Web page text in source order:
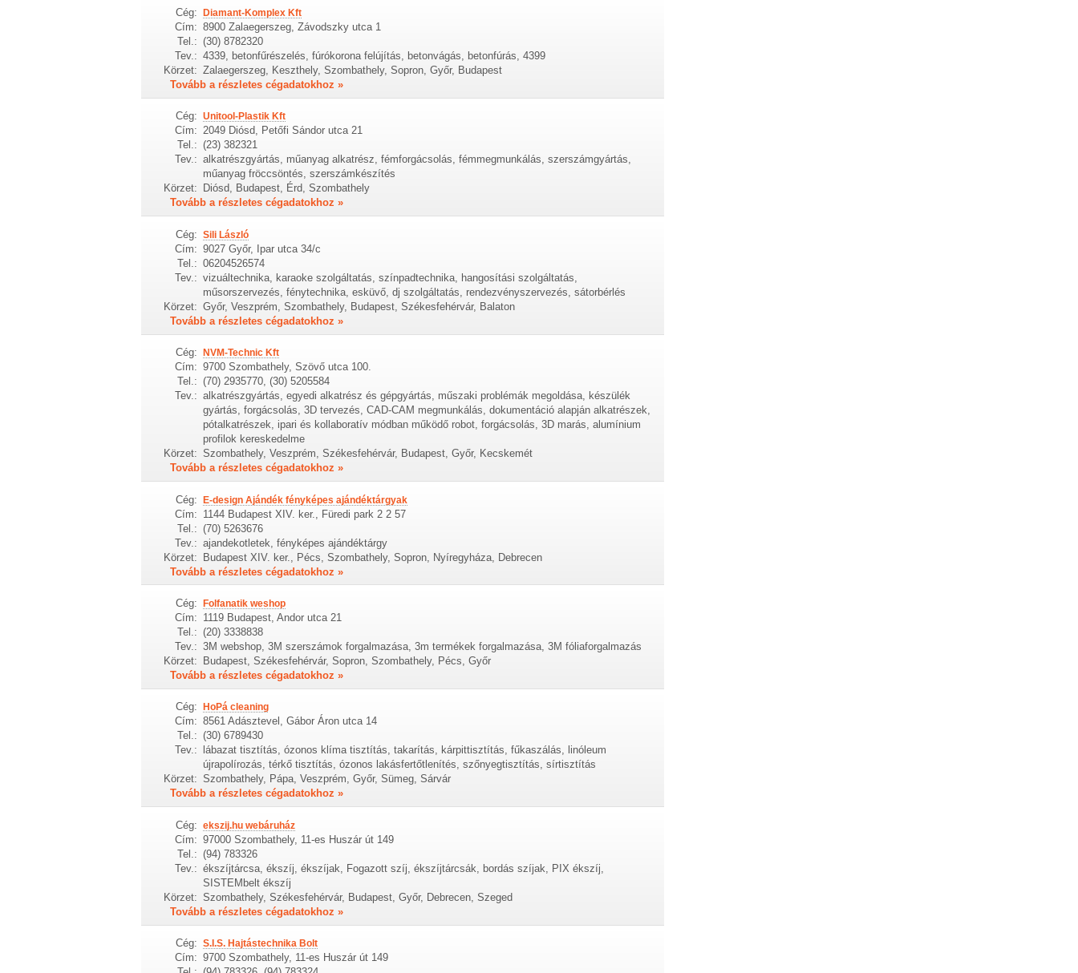
Cég: Diamant-Komplex Kft
Cím: 8900 Zalaegerszeg, Závodszky utca 1
Tel.: (30) 8782320
Tev.: 4339, betonfűrészelés, fúrókorona felújítás, betonvágás, betonfúrás, 4399
Körzet: Zalaegerszeg, Keszthely, Szombathely, Sopron, Győr, Budapest
Tovább a részletes cégadatokhoz »
Cég: Unitool-Plastik Kft
Cím: 2049 Diósd, Petőfi Sándor utca 21
Tel.: (23) 382321
Tev.: alkatrészgyártás, műanyag alkatrész, fémforgácsolás, fémmegmunkálás, szerszámgyártás,
műanyag fröccsöntés, szerszámkészítés
Körzet:
Diósd, Budapest, Érd, Szombathely
Tovább a részletes cégadatokhoz »
Cég: Sili László
Cím: 9027 Győr, Ipar utca 34/c
Tel.: 06204526574
Tev.: vizuáltechnika, karaoke szolgáltatás, színpadtechnika, hangosítási szolgáltatás,
műsorszervezés, fénytechnika, esküvő, dj szolgáltatás, rendezvényszervezés, sátorbérlés
Körzet: Győr, Veszprém, Szombathely, Budapest, Székesfehérvár, Balaton
Tovább a részletes cégadatokhoz »
Cég: NVM-Technic Kft
Cím: 9700 Szombathely, Szövő utca 100.
Tel.: (70) 2935770, (30) 5205584
Tev.: alkatrészgyártás, egyedi alkatrész és gépgyártás, műszaki problémák megoldása, készülék
gyártás, forgácsolás, 3D tervezés, CAD-CAM megmunkálás, dokumentáció alapján alkatrészek,
pótalkatrészek, ipari és kollaboratív módban működő robot, forgácsolás, 3D marás, alumínium
profilok kereskedelme
Körzet: Szombathely, Veszprém, Székesfehérvár, Budapest, Győr, Kecskemét
Tovább a részletes cégadatokhoz »
Cég: E-design Ajándék fényképes ajándéktárgyak
Cím: 1144 Budapest XIV. ker., Füredi park 2 2 57
Tel.: (70) 5263676
Tev.: ajandekotletek, fényképes ajándéktárgy
Körzet: Budapest XIV. ker., Pécs, Szombathely, Sopron, Nyíregyháza, Debrecen
Tovább a részletes cégadatokhoz »
Cég: Folfanatik weshop
Cím: 1119 Budapest, Andor utca 21
Tel.: (20) 3338838
Tev.: 3M webshop, 3M szerszámok forgalmazása, 3m termékek forgalmazása, 3M fóliaforgalmazás
Körzet:
Budapest, Székesfehérvár, Sopron, Szombathely, Pécs, Győr
Tovább a részletes cégadatokhoz »
Cég: HoPá cleaning
Cím: 8561 Adásztevel, Gábor Áron utca 14
Tel.: (30) 6789430
Tev.:
lábazat tisztítás, ózonos klíma tisztítás, takarítás, kárpittisztítás, fűkaszálás, linóleum
újrapolírozás, térkő tisztítás, ózonos lakásfertőtlenítés, szőnyegtisztítás, sírtisztítás
Körzet: Szombathely, Pápa, Veszprém, Győr, Sümeg, Sárvár
Tovább a részletes cégadatokhoz »
Cég: ekszij.hu webáruház
Cím: 97000 Szombathely, 11-es Huszár út 149
Tel.: (94) 783326
Tev.: ékszíjtárcsa, ékszíj, ékszíjak, Fogazott szíj, ékszíjtárcsák, bordás szíjak, PIX ékszíj,
SISTEMbelt ékszíj
Körzet: Szombathely, Székesfehérvár, Budapest, Győr, Debrecen, Szeged
Tovább a részletes cégadatokhoz »
Cég: S.I.S. Hajtástechnika Bolt
Cím: 9700 Szombathely, 11-es Huszár út 149